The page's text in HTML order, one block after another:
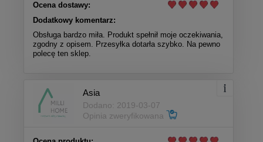
Ocena dostawy:
Dodatkowy komentarz:
Obsługa bardzo miła. Produkt spełnił moje oczekiwania,
zgodny z opisem. Przesyłka dotarła szybko. Na pewno
polecę ten sklep.
Asia
Dodano: 2019-03-07
Opinia zweryfikowana